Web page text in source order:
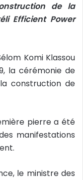
de la
Efficient Power
Komi Klassou
la cérémonie de
construction de
pierre a été
manifestations
le ministre des